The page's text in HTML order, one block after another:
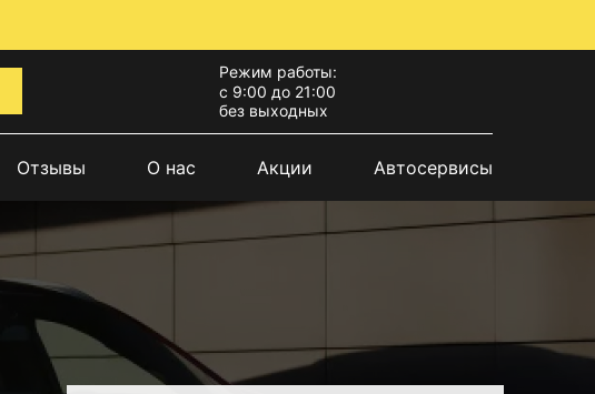
Режим работы:
с 9:00 до 21:00
без выходных
Отзывы О нас Акции Автосервисы